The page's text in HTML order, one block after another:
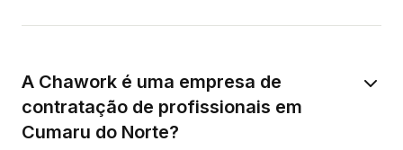
A Chawork é uma empresa de
contratação de profissionais em
Cumaru do Norte?